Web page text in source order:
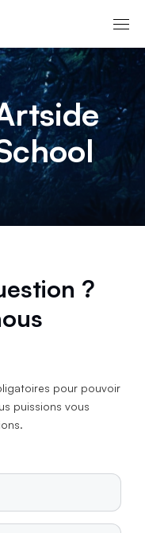
?
pour pouvoir
puissions vous